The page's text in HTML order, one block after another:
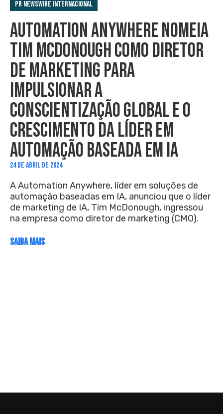
PR Newswire Internacional
AUTOMATION ANYWHERE NOMEIA
TIM MCDONOUGH COMO DIRETOR
DE MARKETING PARA
IMPULSIONAR A
CONSCIENTIZAÇÃO GLOBAL E O
CRESCIMENTO DA LÍDER EM
AUTOMAÇÃO BASEADA EM IA
24 DE ABRIL DE 2024
A Automation Anywhere, líder em soluções de
automação baseadas em IA, anunciou que o líder
de marketing de IA, Tim McDonough, ingressou
na empresa como diretor de marketing (CMO).
SAIBA MAIS